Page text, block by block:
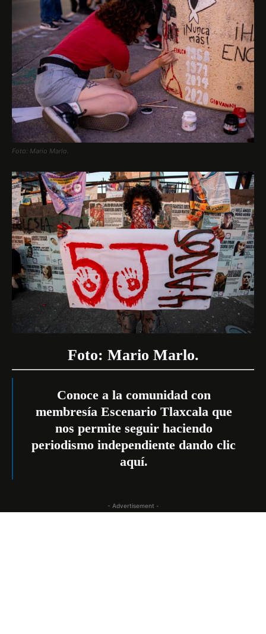
Foto: Mario Marlo.
Foto: Mario Marlo.
Conoce a la comunidad con
membresía Escenario Tlaxcala que
nos permite seguir haciendo
periodismo independiente dando clic
aquí.
- Advertisement -